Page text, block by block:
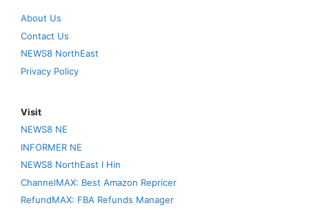
About Us
Contact Us
NEWS8 NorthEast
Privacy Policy
Visit
NEWS8 NE
INFORMER NE
NEWS8 NorthEast I Hin
ChannelMAX: Best Amazon Repricer
RefundMAX: FBA Refunds Manager